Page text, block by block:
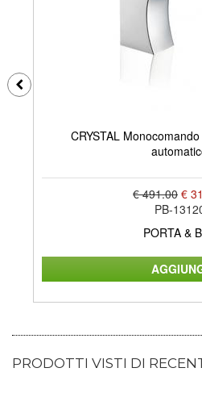
CRYSTAL
€ 491.00 €
PB-
PORTA &
PRODOTTI VISTI DI